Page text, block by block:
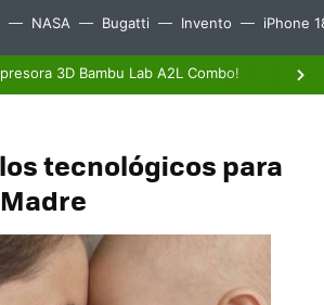
NASA Bugatti Invento iPhone
3D Bambu Lab A2L Combo!
tecnológicos para